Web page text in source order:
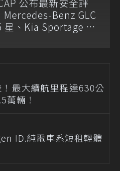
公布最新安全評
Mercedes-Benz GLC
星、Kia Sportage 僅
最大續航里程達630公
萬輛！
ID.純電車系短租輕體